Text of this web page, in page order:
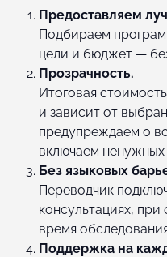
Предоставляем
Подбираем
цели и бюджет —
Прозрачность.
Итоговая
и зависит от
предупреждаем о
включаем ненужных
Без языковых
Переводчик
консультациях,
время
Поддержка на